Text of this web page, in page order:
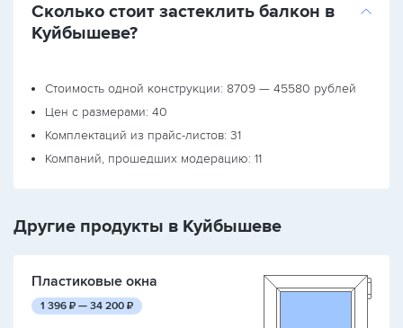
Сколько стоит застеклить балкон в
Куйбышеве?
Стоимость одной конструкции: 8709 — 45580 рублей
Цен с размерами: 40
Комплектаций из прайс-листов: 31
Компаний, прошедших модерацию: 11
Другие продукты в Куйбышеве
Пластиковые окна
1 396 руб.
₽ — 34 200 руб.
₽